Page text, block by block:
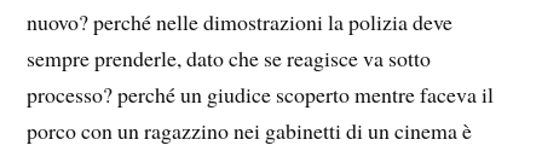
nuovo? perché nelle dimostrazioni la polizia deve
sempre prenderle, dato che se reagisce va sotto
processo? perché un giudice scoperto mentre faceva il
porco con un ragazzino nei gabinetti di un cinema è